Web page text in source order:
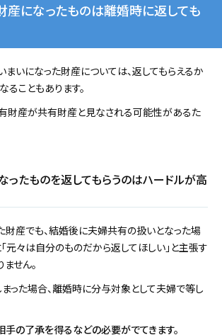
になったものは離婚時に返しても
いになった財産については、返してもらえるか
ることもあります。
財産が共有財産と見なされる可能性があるた
ったものを返してもらうのはハードルが高
産でも、結婚後に夫婦共有の扱いとなった場
元々は自分のものだから返してほしい」と主張す
せん。
った場合、離婚時に分与対象として夫婦で等し
手の了承を得るなどの必要がでてきます。